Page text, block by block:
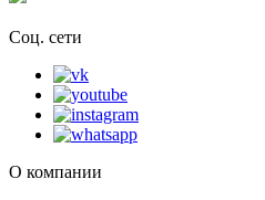
Соц. сети
О компании